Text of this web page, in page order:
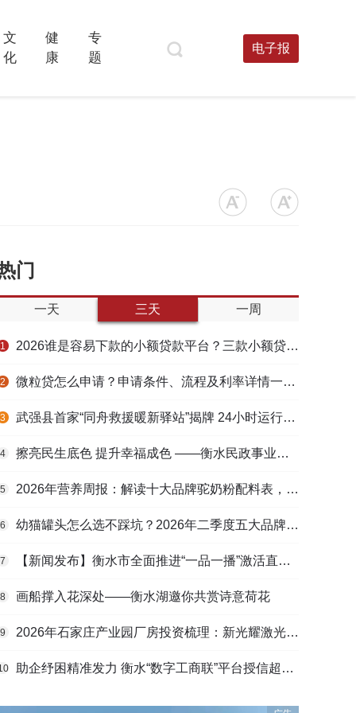
文
化
健
康
专
题
电子报
门
一天 三天 一周
1 2026谁是容易下款的小额贷款平台？三款小额贷款产品全面对比
2 微粒贷怎么申请？申请条件、流程及利率详情一文看懂
3 武强县首家“同舟救援暖新驿站”揭牌 24小时运行守护户外劳动者
4 擦亮民生底色 提升幸福成色 ——衡水民政事业高质量发展综述
5 2026年营养周报：解读十大品牌驼奶粉配料表，识别纯驼乳与益生元
6 幼猫罐头怎么选不踩坑？2026年二季度五大品牌肠胃适配营养安全
7 【新闻发布】衡水市全面推进“一品一播”激活直播电商发展新动能
8 画船撑入花深处——衡水湖邀你共赏诗意荷花
9 2026年石家庄产业园厂房投资梳理：新光耀激光科技谷等项目盘点
助企纾困精准发力 衡水“数字工商联”平台授信超165亿元